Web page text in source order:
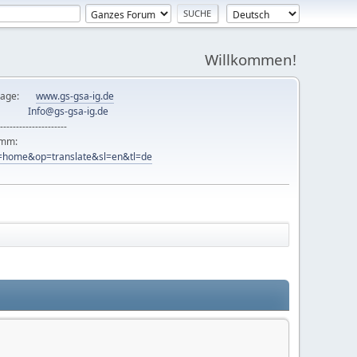
Willkommen!
www.gs-gsa-ig.de
Info@gs-gsa-ig.de